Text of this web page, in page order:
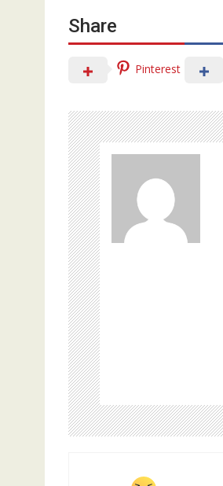
Share
Pinterest